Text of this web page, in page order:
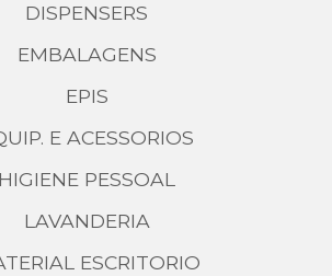
DISPENSERS
EMBALAGENS
EPIS
E ACESSORIOS
HIGIENE PESSOAL
LAVANDERIA
ESCRITORIO